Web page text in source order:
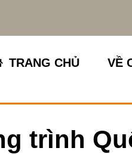
TRANG CHỦ VỀ
trình